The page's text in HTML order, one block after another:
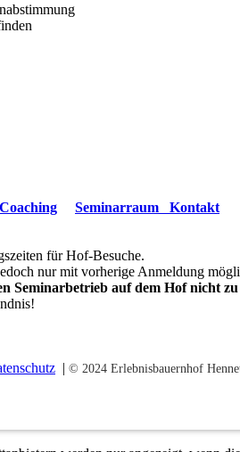
Seminarraum Kontakt
für Hof-Besuche.
nur mit vorherige Anmeldung
Seminarbetrieb auf dem Hof nicht
| © 2024 Erlebnisbauernhof